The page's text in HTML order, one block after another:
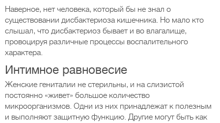
Наверное, нет человека, который бы не знал о
существовании дисбактериоза кишечника. Но мало кто
слышал, что дисбактериоз бывает и во влагалище,
провоцируя различные процессы воспалительного
характера.
Интимное равновесие
Женские гениталии не стерильны, и на слизистой
постоянно «живет» большое количество
микроорганизмов. Одни из них принадлежат к полезным
и выполняют защитную функцию. Другие могут быть как